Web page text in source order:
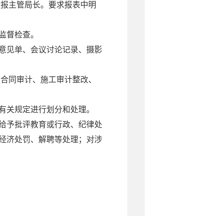
主管局长。要求报表中明
督检查。
见单、会议讨论记录、摄影
同审计、施工审计整改、
规定进行划分和处理。
予批评教育或行政、纪律处
济处罚、解聘等处理；对涉